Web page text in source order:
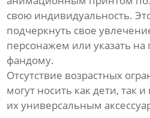
свою индивидуальность.
подчеркнуть свое
персонажем или указать
фандому.
Отсутствие возрастных
могут носить как дети, так
их универсальным